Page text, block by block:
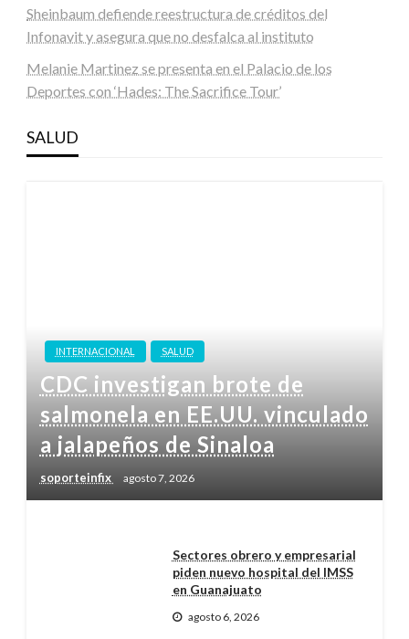
Sheinbaum defiende reestructura de créditos del
Infonavit y asegura que no desfalca al instituto
Melanie Martinez se presenta en el Palacio de los
Deportes con ‘Hades: The Sacrifice Tour’
SALUD
INTERNACIONAL SALUD
CDC investigan brote de
salmonela en EE.UU. vinculado
a jalapeños de Sinaloa
soporteinfix agosto 7, 2026
Sectores obrero y empresarial
piden nuevo hospital del IMSS
en Guanajuato
agosto 6, 2026